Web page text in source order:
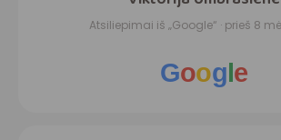
Atsiliepimai iš „Google“ · prieš 8
Google